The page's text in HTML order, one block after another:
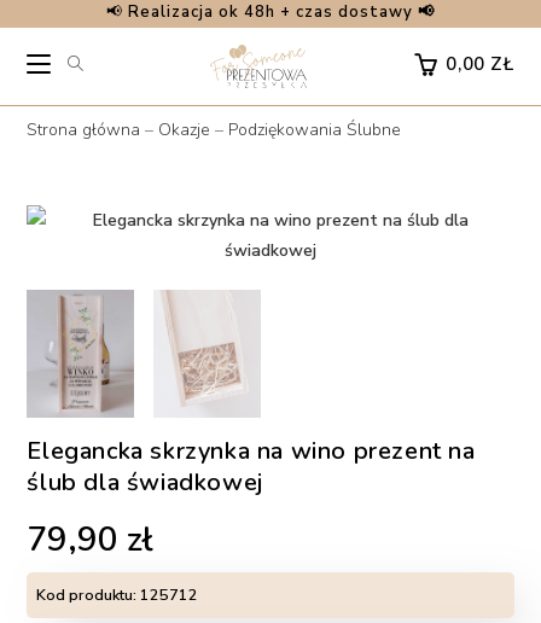
content
📢 Realizacja ok 48h + czas dostawy 📢
0,00 ZŁ
Strona główna – Okazje – Podziękowania Ślubne
Elegancka skrzynka na wino prezent na
ślub dla świadkowej
79,90 zł
Kod produktu: 125712